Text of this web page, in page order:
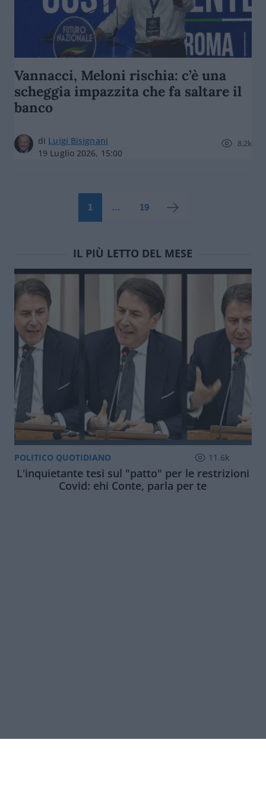
Vannacci, Meloni rischia: c’è una
scheggia impazzita che fa saltare il
banco
di Luigi Bisignani
19 Luglio 2026, 15:00
8.2k
1 … 19
IL PIÙ LETTO DEL MESE
POLITICO QUOTIDIANO 11.6k
L'inquietante tesi sul "patto" per le restrizioni
Covid: ehi Conte, parla per te